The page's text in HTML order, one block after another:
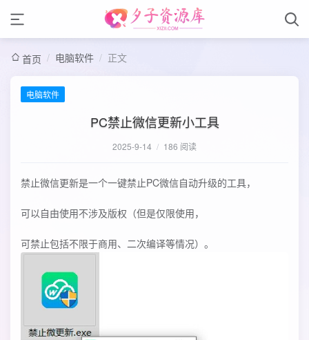
首页 / 电脑软件 / 正文
电脑软件
PC禁止微信更新小工具
2025-9-14 / 186 阅读
禁止微信更新是一个一键禁止PC微信自动升级的工具，
可以自由使用不涉及版权（但是仅限使用，
可禁止包括不限于商用、二次编译等情况）。